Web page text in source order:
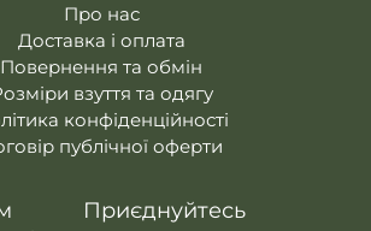
Про нас
Доставка і оплата
Повернення та обмін
взуття та одягу
конфіденційності
публічної оферти
Приєднуйтесь